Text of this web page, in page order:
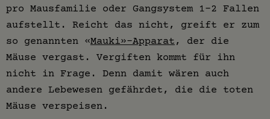
pro Mausfamilie oder Gangsystem 1-2 Fallen
aufstellt. Reicht das nicht, greift er zum
so genannten «Mauki»-Apparat , der die
Mäuse vergast. Vergiften kommt für ihn
nicht in Frage. Denn damit wären auch
andere Lebewesen gefährdet, die die toten
Mäuse verspeisen.